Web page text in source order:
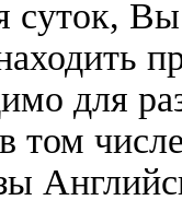
суток,
для
том